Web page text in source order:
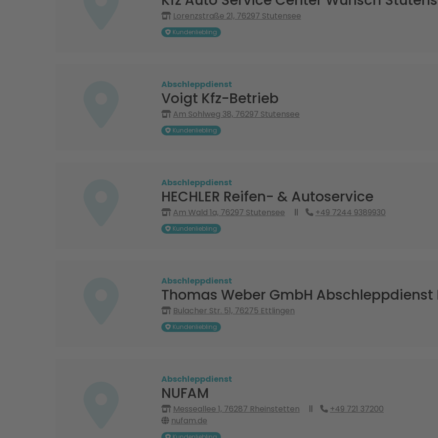
Lorenzstraße 21, 76297 Stutensee
Kundenliebling
Abschleppdienst
Voigt Kfz-Betrieb
Am Sohlweg 38, 76297 Stutensee
Kundenliebling
Abschleppdienst
HECHLER Reifen- & Autoservice
Am Wald 1a, 76297 Stutensee +49 7244 9389930
Kundenliebling
Abschleppdienst
Thomas Weber GmbH Abschleppdienst
Bulacher Str. 51, 76275 Ettlingen
Kundenliebling
Abschleppdienst
NUFAM
Messeallee 1, 76287 Rheinstetten
+49 721 37200
nufam.de